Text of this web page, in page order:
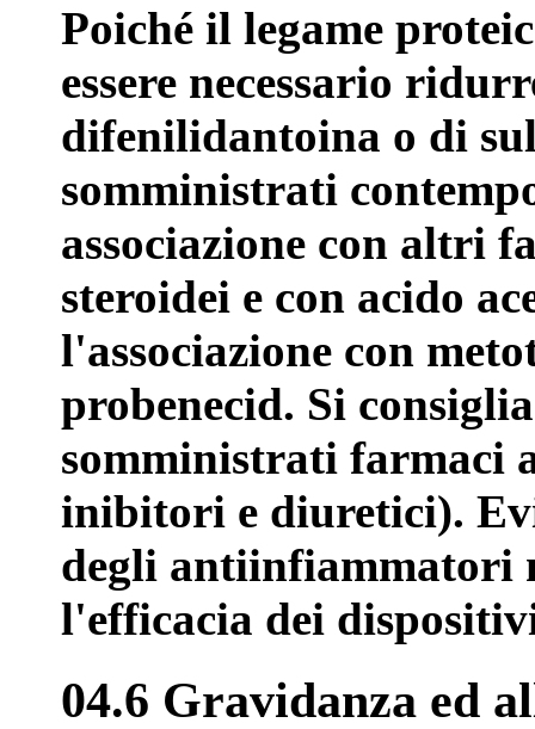
Poiché il legame
essere necessario
difenilidantoina o di
somministrati
associazione con altri
steroidei e con acido
l'associazione con
probenecid. Si
somministrati farmaci
inibitori e diuretici).
degli antiinfiammatori
l'efficacia dei
04.6 Gravidanza ed